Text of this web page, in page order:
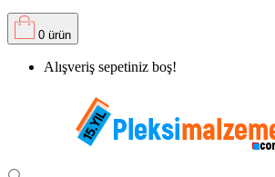
0 ürün
Alışveriş sepetiniz boş!